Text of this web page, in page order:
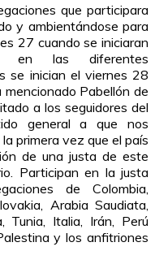
que participara
y ambientándose para
27 cuando se iniciaran
las diferentes
se inician el viernes 28
Pabellón de
a los seguidores del
general a que nos
primera vez que el país
de una justa de este
Participan en la justa
de Colombia,
Arabia Saudiata,
Tunia, Italia, Irán, Perú
y los anfitriones